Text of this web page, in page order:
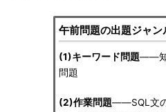
午前問題の出題ジャン
(1)キーワード問題――知
問題
(2)作業問題――SQL文